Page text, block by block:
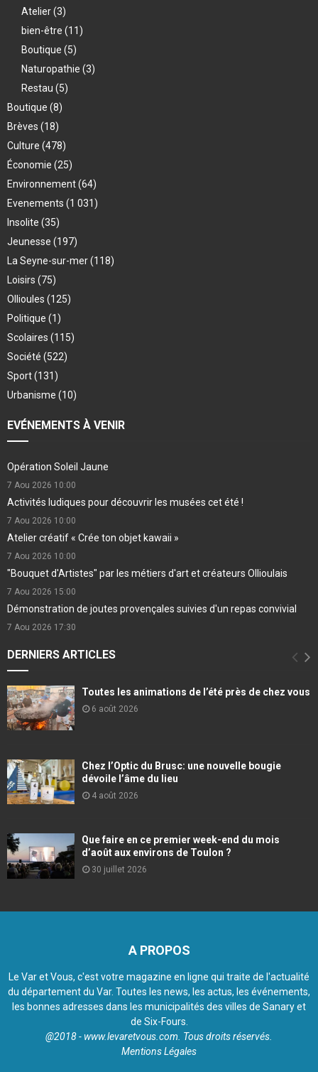
Atelier(3)
bien-être (11)
Boutique (5)
Naturopathie (3)
Restau (5)
Boutique (8)
Brèves (18)
Culture (478)
Économie (25)
Environnement(64)
Evenements (1 031)
Insolite (35)
Jeunesse (197)
La Seyne-sur-mer(118)
Loisirs (75)
Ollioules (125)
Politique (1)
Scolaires (115)
Société (522)
Sport(131)
Urbanisme (10)
EVÉNEMENTS À VENIR
Opération Soleil Jaune
7 Aou 2026 10:00
Activités ludiques pour découvrir les musées cet été !
7 Aou 2026 10:00
Atelier créatif « Crée ton objet kawaii »
7 Aou 2026 10:00
"Bouquet d'Artistes" par les métiers d'art et créateurs Ollioulais
7 Aou 2026 15:00
Démonstration de joutes provençales suivies d'un repas convivial
7 Aou 2026 17:30
DERNIERS ARTICLES
Toutes les animations de l’été près de chez vous
6 août 2026
Chez l’Optic du Brusc: une nouvelle bougie
dévoile l’âme du lieu
4 août 2026
Que faire en ce premier week-end du mois
d’août aux environs de Toulon ?
30 juillet 2026
A PROPOS
Le Var et Vous, c'est votre magazine en ligne qui traite de l'actualité
du département du Var. Toutes les news, les actus, les événements,
les bonnes adresses dans les municipalités des villes de Sanary et
de Six-Fours.
@2018 - www.levaretvous.com. Tous droits réservés.
Mentions Légales